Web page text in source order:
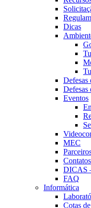
Dicas
Defesas
Defesas
Eventos
MEC
Contatos
DICAS
FAQ
Informática
Cotas